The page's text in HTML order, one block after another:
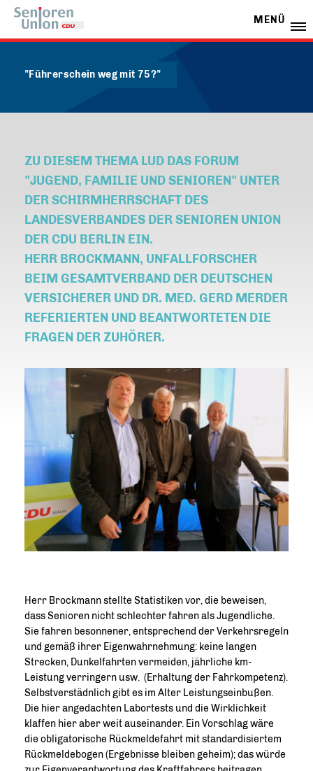
MENÜ
"Führerschein weg mit 75?"
ZU DIESEM THEMA LUD DAS FORUM
"JUGEND, FAMILIE UND SENIOREN" UNTER
DER SCHIRMHERRSCHAFT DES
LANDESVERBANDES DER SENIOREN UNION
DER CDU BERLIN EIN.
HERR BROCKMANN, UNFALLFORSCHER
BEIM GESAMTVERBAND DER DEUTSCHEN
VERSICHERER UND DR. MED. GERD MERDER
REFERIERTEN UND BEANTWORTETEN DIE
FRAGEN DER ZUHÖRER.
Herr Brockmann stellte Statistiken vor, die beweisen,
dass Senioren nicht schlechter fahren als Jugendliche.
Sie fahren besonnener, entsprechend der Verkehrsregeln
und gemäß ihrer Eigenwahrnehmung: keine langen
Strecken, Dunkelfahrten vermeiden, jährliche km-
Leistung verringern usw. (Erhaltung der Fahrkompetenz).
Selbstverstädnlich gibt es im Alter Leistungseinbußen.
Die hier angedachten Labortests und die Wirklichkeit
klaffen hier aber weit auseinander. Ein Vorschlag wäre
die obligatorische Rückmeldefahrt mit standardisiertem
Rückmeldebogen (Ergebnisse bleiben geheim); das würde